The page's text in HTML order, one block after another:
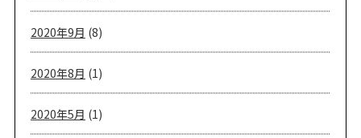
2020年9月 (8)
2020年8月 (1)
2020年5月 (1)